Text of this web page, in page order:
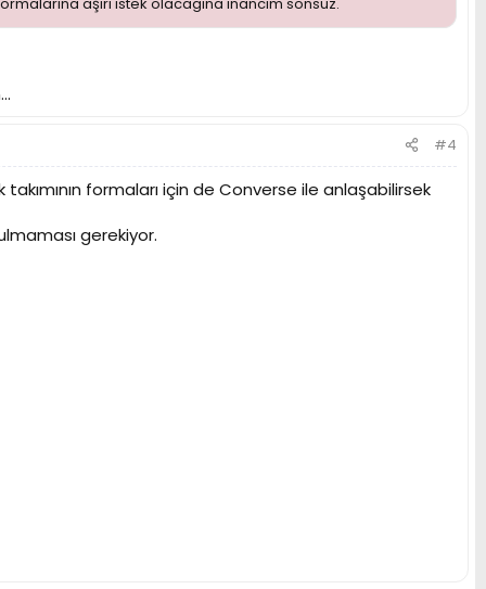
#4
formaları için de Converse ile anlaşabilirsek
gerekiyor.